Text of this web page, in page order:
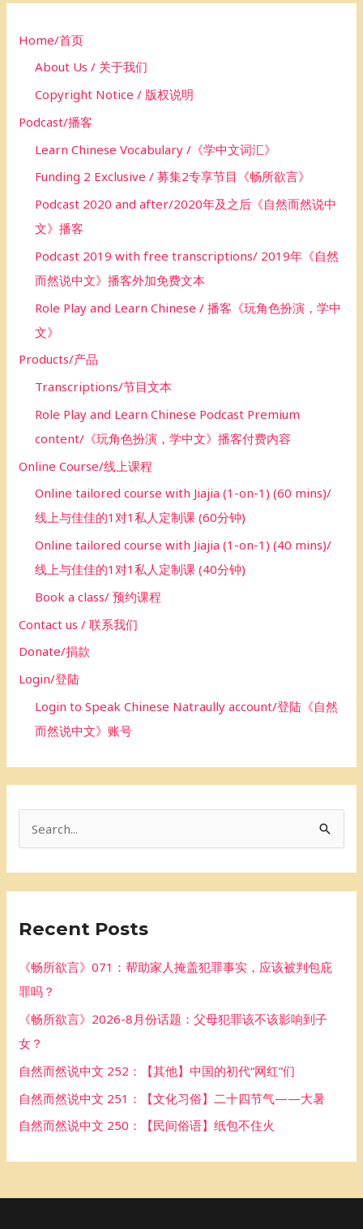
rHome/首页
About Us / 关于我们
Copyright Notice / 版权说明
Podcast/播客
Learn Chinese Vocabulary /《学中文词汇》
Funding 2 Exclusive / 募集2专享节目《畅所欲言》
Podcast 2020 and after/2020年及之后《自然而然说中
文》播客
Podcast 2019 with free transcriptions/ 2019年《自然
而然说中文》播客外加免费文本
Role Play and Learn Chinese / 播客《玩角色扮演，学中
文》
Products/产品
Transcriptions/节目文本
Role Play and Learn Chinese Podcast Premium
content/《玩角色扮演，学中文》播客付费内容
Online Course/线上课程
Online tailored course with Jiajia (1-on-1) (60 mins)/
线上与佳佳的1对1私人定制课 (60分钟)
Online tailored course with Jiajia (1-on-1) (40 mins)/
线上与佳佳的1对1私人定制课 (40分钟)
Book a class/ 预约课程
Contact us / 联系我们
Donate/捐款
Login/登陆
Login to Speak Chinese Natraully account/登陆《自然
而然说中文》账号
c
o
:
Recent Posts
《畅所欲言》071：帮助家人掩盖犯罪事实，应该被判包庇
罪吗？
《畅所欲言》2026-8月份话题：父母犯罪该不该影响到子
女？
自然而然说中文 252：【其他】中国的初代“网红”们
自然而然说中文 251：【文化习俗】二十四节气——大暑
自然而然说中文 250：【民间俗语】纸包不住火